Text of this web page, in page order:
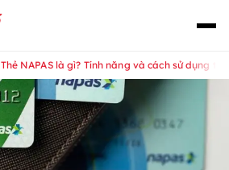
Thẻ NAPAS là gì? Tính năng và cách sử dụng